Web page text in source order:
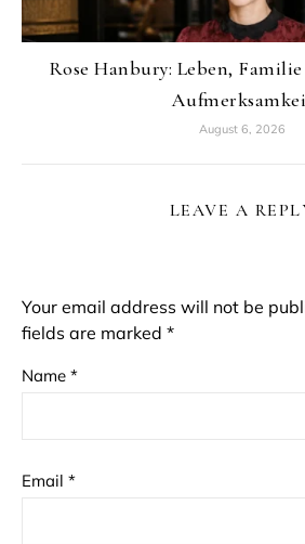
Rose Hanbury: Leben,
August 6, 2026
LEAVE A
Your email address will not be
fields are marked *
Name *
Email *